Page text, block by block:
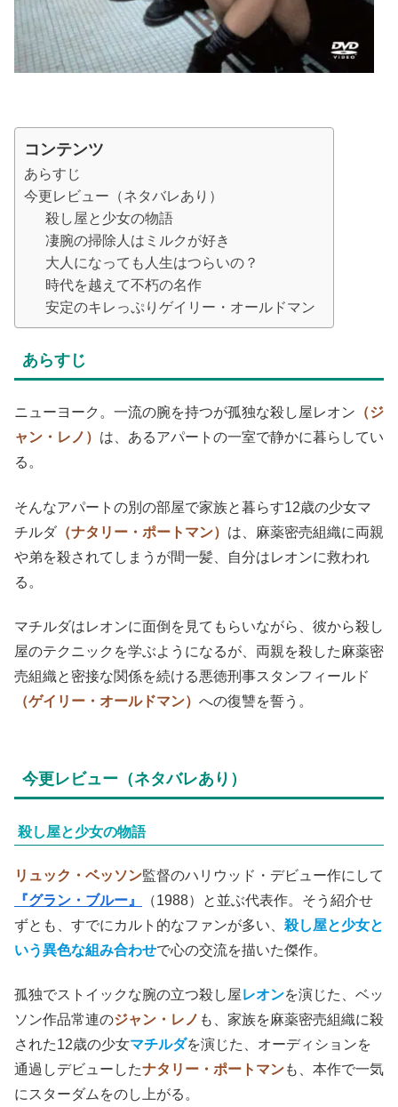
コンテンツ
あらすじ
今更レビュー（ネタバレあり）
殺し屋と少女の物語
凄腕の掃除人はミルクが好き
大人になっても人生はつらいの？
時代を越えて不朽の名作
安定のキレっぷりゲイリー・オールドマン
あらすじ
ニューヨーク。一流の腕を持つが孤独な殺し屋レオン （ジ
ャン・レノ） は、あるアパートの一室で静かに暮らしてい
る。
そんなアパートの別の部屋で家族と暮らす12歳の少女マ
チルダ（ナタリー・ポートマン） は、麻薬密売組織に両親
や弟を殺されてしまうが間一髪、自分はレオンに救われ
る。
マチルダはレオンに面倒を見てもらいながら、彼から殺し
屋のテクニックを学ぶようになるが、両親を殺した麻薬密
売組織と密接な関係を続ける悪徳刑事スタンフィールド
（ゲイリー・オールドマン） への復讐を誓う。
今更レビュー（ネタバレあり）
殺し屋と少女の物語
リュック・ベッソン監督のハリウッド・デビュー作にして
『グラン・ブルー』
（1988）と並ぶ代表作。そう紹介せ
ずとも、すでにカルト的なファンが多い、 殺し屋と少女と
いう異色な組み合わせで心の交流を描いた傑作。
孤独でストイックな腕の立つ殺し屋レオンを演じた、ベッ
ソン作品常連のジャン・レノ も、家族を麻薬密売組織に殺
された12歳の少女マチルダを演じた、オーディションを
通過しデビューしたナタリー・ポートマンも、本作で一気
にスターダムをのし上がる。